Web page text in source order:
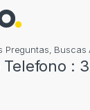
Preguntas, Buscas
Telefono :